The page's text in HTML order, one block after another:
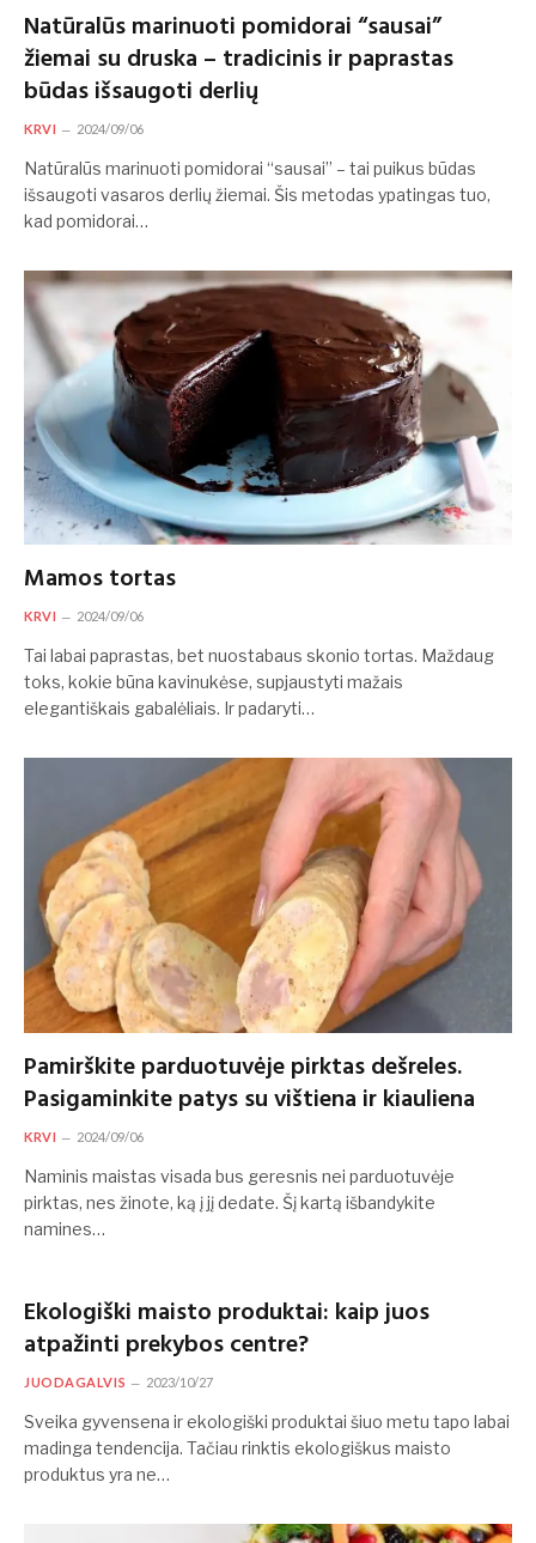
Natūralūs marinuoti pomidorai “sausai”
žiemai su druska – tradicinis ir paprastas
būdas išsaugoti derlių
KRVI 2024/09/06
Natūralūs marinuoti pomidorai “sausai” – tai puikus būdas
išsaugoti vasaros derlių žiemai. Šis metodas ypatingas tuo,
kad pomidorai…
Mamos tortas
KRVI 2024/09/06
Tai labai paprastas, bet nuostabaus skonio tortas. Maždaug
toks, kokie būna kavinukėse, supjaustyti mažais
elegantiškais gabalėliais. Ir padaryti…
Pamirškite parduotuvėje pirktas dešreles.
Pasigaminkite patys su vištiena ir kiauliena
KRVI 2024/09/06
Naminis maistas visada bus geresnis nei parduotuvėje
pirktas, nes žinote, ką į jį dedate. Šį kartą išbandykite
namines…
Ekologiški maisto produktai: kaip juos
atpažinti prekybos centre?
JUODAGALVIS 2023/10/27
Sveika gyvensena ir ekologiški produktai šiuo metu tapo labai
madinga tendencija. Tačiau rinktis ekologiškus maisto
produktus yra ne…